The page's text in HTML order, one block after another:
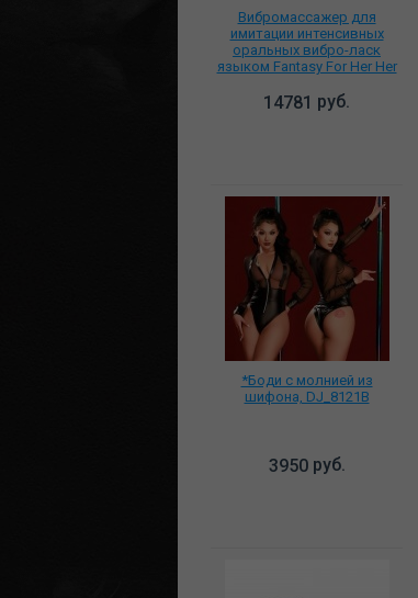
Вибромассажер для
имитации интенсивных
оральных вибро-ласк
языком Fantasy For Her Her
12 PD
14781 руб.
*Боди с молнией из
шифона, DJ_8121B
3950руб.